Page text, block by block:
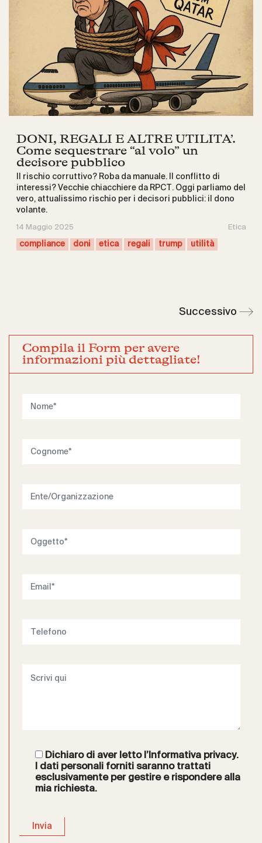
DONI, REGALI E ALTRE UTILITA’.
Come sequestrare “al volo” un
decisore pubblico
Il rischio corruttivo? Roba da manuale. Il conflitto di
interessi? Vecchie chiacchiere da RPCT. Oggi parliamo del
vero, attualissimo rischio per i decisori pubblici: il dono
volante.
14 Maggio 2025 Etica
compliance doni etica regali trump utilità
Successivo
Compila il Form per avere
informazioni più dettagliate!
Dichiaro di aver letto l’Informativa privacy.
I dati personali forniti saranno trattati
esclusivamente per gestire e rispondere alla
mia richiesta.